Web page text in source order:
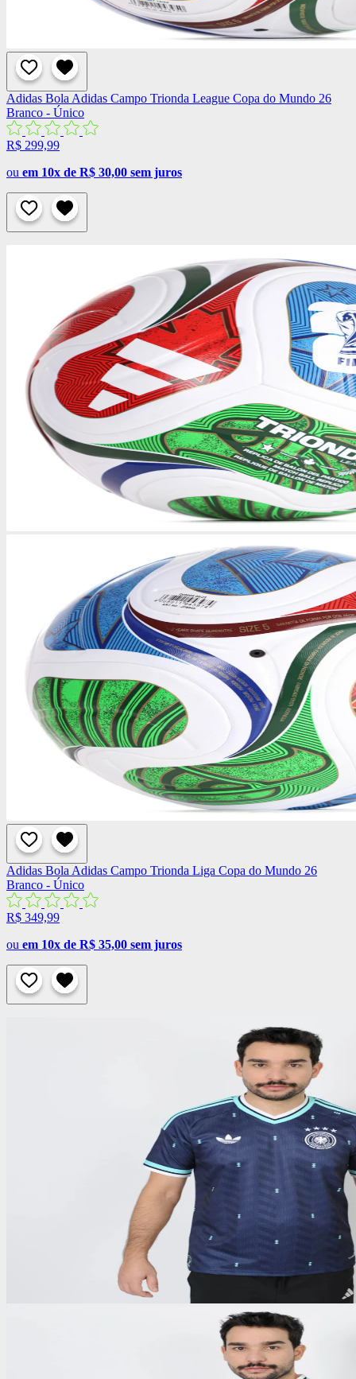
Adidas Bola Adidas Campo Trionda League Copa do Mundo 26
Branco - Único
R$ 299,99
ou em 10x de R$ 30,00 sem juros
Adidas Bola Adidas Campo Trionda Liga Copa do Mundo 26
Branco - Único
R$ 349,99
ou em 10x de R$ 35,00 sem juros